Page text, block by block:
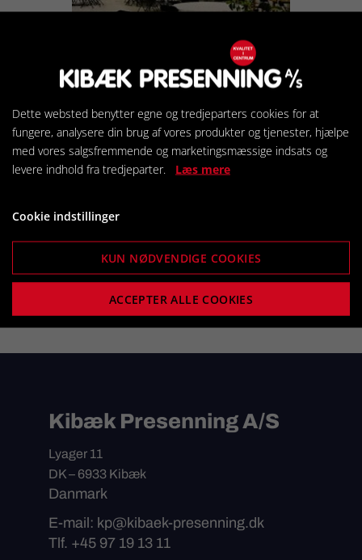
Innerline dekorationsstof
Vi er leveringsdygtige i et bredt
program af Innerline
dekorationsstoffer. Ring 97 19 13
nederst på siden for pris.
Kontakt os for pris
Kibæk Presenning A/S
Lyager 11
DK – 6933 Kibæk
Danmark
E-mail: kp@kibaek-presenning.dk
Tlf. +45 97 19 13 11
Dette websted benytter egne og tredjeparters cookies for at
fungere, analysere din brug af vores produkter og tjenester, hjælpe
med vores salgsfremmende og marketingsmæssige indsats og
levere indhold fra tredjeparter. Læs mere
Cookie indstillinger
KUN NØDVENDIGE COOKIES
ACCEPTER ALLE COOKIES